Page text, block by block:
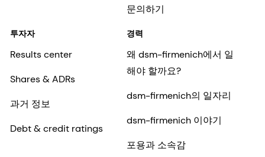
문의하기
투자자
Results center
Shares & ADRs
과거 정보
Debt & credit ratings
경력
왜 dsm-firmenich에서 일
해야 할까요?
dsm-firmenich의 일자리
dsm-firmenich 이야기
포용과 소속감